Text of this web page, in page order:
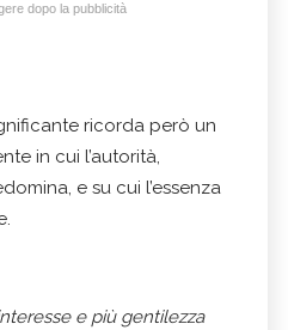
dopo la pubblicità
ricorda però un
in cui l’autorità,
e su cui l’essenza
e più gentilezza